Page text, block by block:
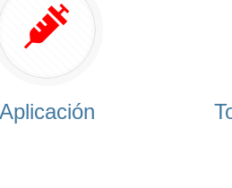
Aplicación